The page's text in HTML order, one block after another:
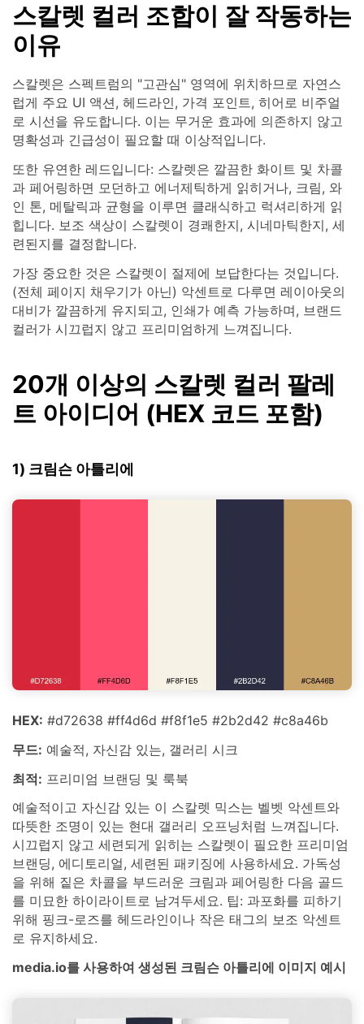
스칼렛 컬러 조합이 잘 작동하는
이유
스칼렛은 스펙트럼의 "고관심" 영역에 위치하므로 자연스
럽게 주요 UI 액션, 헤드라인, 가격 포인트, 히어로 비주얼
로 시선을 유도합니다. 이는 무거운 효과에 의존하지 않고
명확성과 긴급성이 필요할 때 이상적입니다.
또한 유연한 레드입니다: 스칼렛은 깔끔한 화이트 및 차콜
과 페어링하면 모던하고 에너제틱하게 읽히거나, 크림, 와
인 톤, 메탈릭과 균형을 이루면 클래식하고 럭셔리하게 읽
힙니다. 보조 색상이 스칼렛이 경쾌한지, 시네마틱한지, 세
련된지를 결정합니다.
가장 중요한 것은 스칼렛이 절제에 보답한다는 것입니다.
(전체 페이지 채우기가 아닌) 악센트로 다루면 레이아웃의
대비가 깔끔하게 유지되고, 인쇄가 예측 가능하며, 브랜드
컬러가 시끄럽지 않고 프리미엄하게 느껴집니다.
20개 이상의 스칼렛 컬러 팔레
트 아이디어 (HEX 코드 포함)
1) 크림슨 아틀리에
HEX: #d72638 #ff4d6d #f8f1e5 #2b2d42 #c8a46b
무드: 예술적, 자신감 있는, 갤러리 시크
최적: 프리미엄 브랜딩 및 룩북
예술적이고 자신감 있는 이 스칼렛 믹스는 벨벳 악센트와
따뜻한 조명이 있는 현대 갤러리 오프닝처럼 느껴집니다.
시끄럽지 않고 세련되게 읽히는 스칼렛이 필요한 프리미엄
브랜딩, 에디토리얼, 세련된 패키징에 사용하세요. 가독성
을 위해 짙은 차콜을 부드러운 크림과 페어링한 다음 골드
를 미묘한 하이라이트로 남겨두세요. 팁: 과포화를 피하기
위해 핑크-로즈를 헤드라인이나 작은 태그의 보조 악센트
로 유지하세요.
media.io를 사용하여 생성된 크림슨 아틀리에 이미지 예시